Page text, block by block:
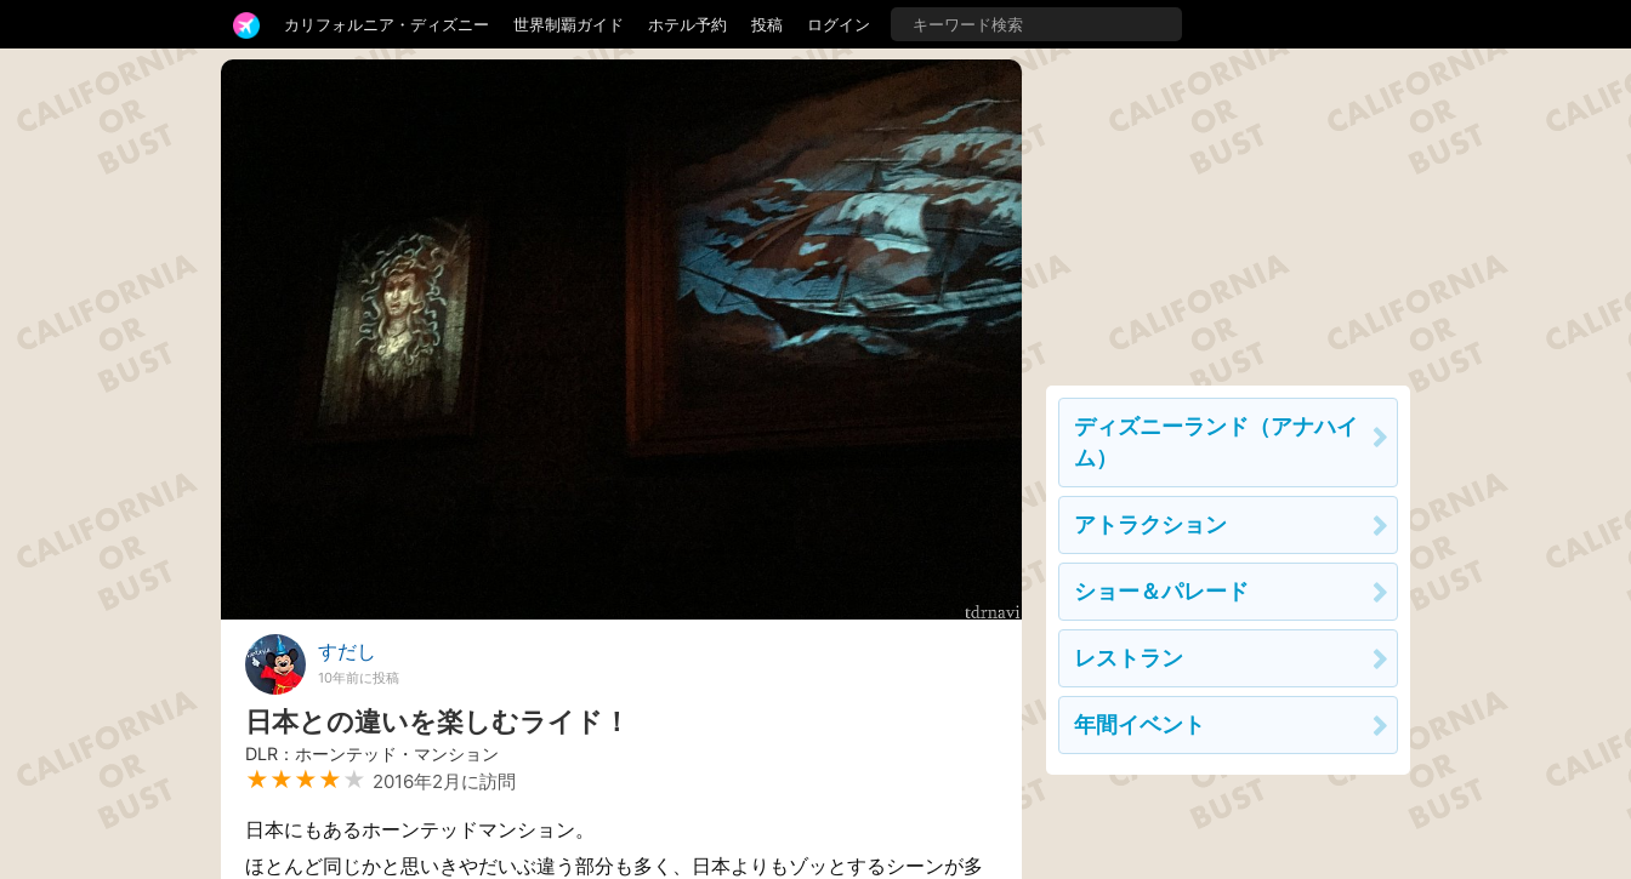
カリフォルニア・ディズニー 世界制覇ガイド ホテル予約 投稿 ログイン
すだし
10年前に投稿
日本との違いを楽しむライド！
DLR：ホーンテッド・マンション
★★★★ ★ 2016年2月に訪問
日本にもあるホーンテッドマンション。
ほとんど同じかと思いきやだいぶ違う部分も多く、日本よりもゾッとするシーンが多
ディズニーランド（アナハイ
ム）
アトラクション
ショー＆パレード
レストラン
年間イベント